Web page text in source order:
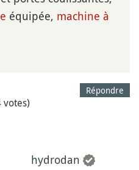
équipée, machine à
Répondre
votes)
hydrodan